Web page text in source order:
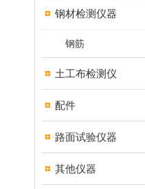
钢材检测仪器
钢筋
土工布检测仪
配件
路面试验仪器
其他仪器